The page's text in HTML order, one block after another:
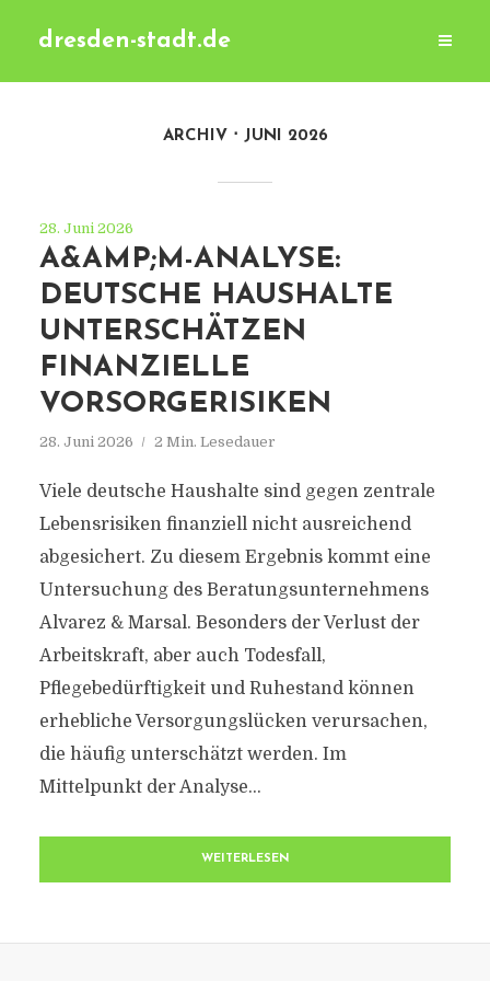
dresden-stadt.de
ARCHIV JUNI 2026
28. Juni 2026
A&AMP;M-ANALYSE:
DEUTSCHE HAUSHALTE
UNTERSCHÄTZEN
FINANZIELLE
VORSORGERISIKEN
28. Juni 2026 2 Min. Lesedauer
Viele deutsche Haushalte sind gegen zentrale
Lebensrisiken finanziell nicht ausreichend
abgesichert. Zu diesem Ergebnis kommt eine
Untersuchung des Beratungsunternehmens
Alvarez & Marsal. Besonders der Verlust der
Arbeitskraft, aber auch Todesfall,
Pflegebedürftigkeit und Ruhestand können
erhebliche Versorgungslücken verursachen,
die häufig unterschätzt werden. Im
Mittelpunkt der Analyse...
WEITERLESEN